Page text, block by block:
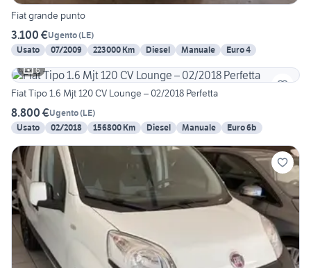
Fiat grande punto
3.100 €Ugento(LE)
Usato
07/2009 223000 Km Diesel Manuale
Euro 4
6
Fiat Tipo 1.6 Mjt 120 CV Lounge – 02/2018 Perfetta
8.800 €Ugento(LE)
Usato
02/2018 156800 Km Diesel Manuale Euro 6b